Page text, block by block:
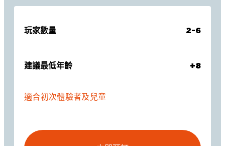
玩家數量 2-6
建議最低年齡 +8
適合初次體驗者及兒童